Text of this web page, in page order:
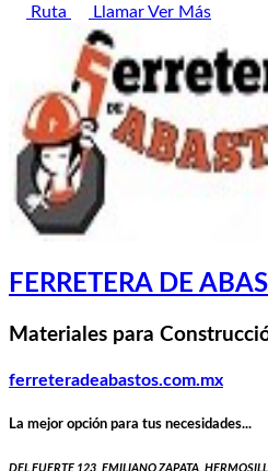
Ruta
LlamarVer Más
FERRETERA DE
Materiales para
ferreteradeabastos.com.mx
La mejor opción para tus necesidades...
DEL FUERTE 123, EMILIANO ZAPATA,